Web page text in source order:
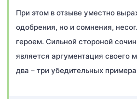
При этом в отзыве уместно
одобрения, но и сомнения,
героем. Сильной стороной
является аргументация своего
два – три убедительных примера